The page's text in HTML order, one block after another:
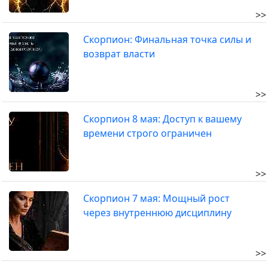
>>
Скорпион: Финальная точка силы и
возврат власти
>>
Скорпион 8 мая: Доступ к вашему
времени строго ограничен
>>
Скорпион 7 мая: Мощный рост
через внутреннюю дисциплину
>>